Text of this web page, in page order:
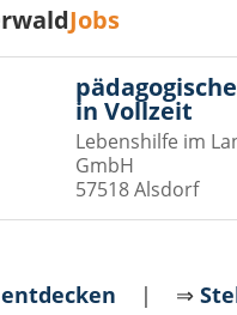
Jobs
in Vollzeit
Lebenshilfe im
GmbH
57518 Alsdorf
| ⇒